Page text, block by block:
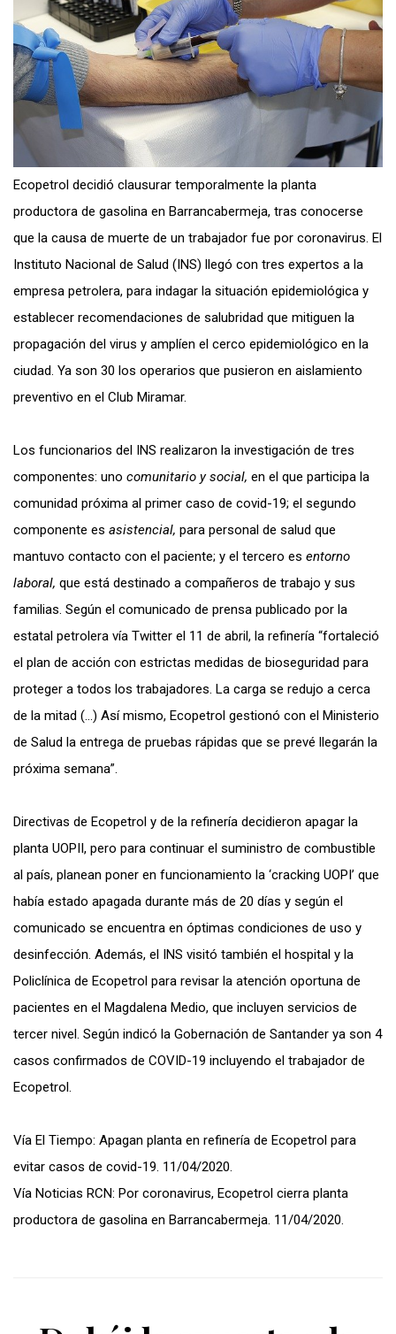
Ecopetrol decidió clausurar temporalmente la planta
productora de gasolina en Barrancabermeja, tras conocerse
que la causa de muerte de un trabajador fue por coronavirus. El
Instituto Nacional de Salud (INS) llegó con tres expertos a la
empresa petrolera, para indagar la situación epidemiológica y
establecer recomendaciones de salubridad que mitiguen la
propagación del virus y amplíen el cerco epidemiológico en la
ciudad. Ya son 30 los operarios que pusieron en aislamiento
preventivo en el Club Miramar.
Los funcionarios del INS realizaron la investigación de tres
componentes: uno comunitario y social, en el que participa la
comunidad próxima al primer caso de covid-19; el segundo
componente es asistencial, para personal de salud que
mantuvo contacto con el paciente; y el tercero es entorno
laboral, que está destinado a compañeros de trabajo y sus
familias. Según el comunicado de prensa publicado por la
estatal petrolera vía Twitter el 11 de abril, la refinería “fortaleció
el plan de acción con estrictas medidas de bioseguridad para
proteger a todos los trabajadores. La carga se redujo a cerca
de la mitad (…) Así mismo, Ecopetrol gestionó con el Ministerio
de Salud la entrega de pruebas rápidas que se prevé llegarán la
próxima semana”.
Directivas de Ecopetrol y de la refinería decidieron apagar la
planta UOPII, pero para continuar el suministro de combustible
al país, planean poner en funcionamiento la ‘cracking UOPI’ que
había estado apagada durante más de 20 días y según el
comunicado se encuentra en óptimas condiciones de uso y
desinfección. Además, el INS visitó también el hospital y la
Policlínica de Ecopetrol para revisar la atención oportuna de
pacientes en el Magdalena Medio, que incluyen servicios de
tercer nivel. Según indicó la Gobernación de Santander ya son 4
casos confirmados de COVID-19 incluyendo el trabajador de
Ecopetrol.
Vía El Tiempo: Apagan planta en refinería de Ecopetrol para
evitar casos de covid-19. 11/04/2020.
Vía Noticias RCN: Por coronavirus, Ecopetrol cierra planta
productora de gasolina en Barrancabermeja. 11/04/2020.